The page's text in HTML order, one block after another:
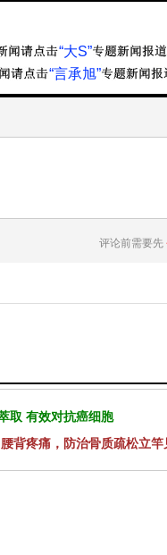
“大S”
“言承旭”
评论前需要先
取 有效对抗癌细胞
背疼痛，防治骨质疏松立竿